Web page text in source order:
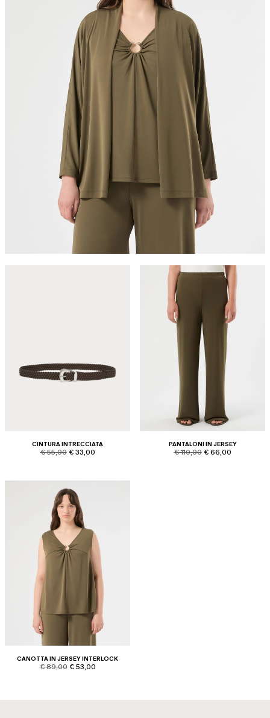
CINTURA INTRECCIATA
product.price.original
€ 55,00 product.price.sale
€ 33,00
PANTALONI IN JERSEY
product.price.original
€ 110,00 product.price.sale
€ 66,00
CANOTTA IN JERSEY INTERLOCK
product.price.original
€ 89,00 product.price.sale
€ 53,00